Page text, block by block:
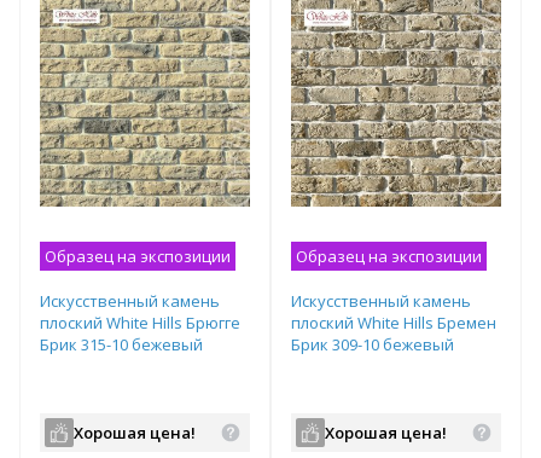
Образец на экспозиции
Искусственный камень
плоский White Hills Брюгге
Брик 315-10 бежевый
Хорошая цена!
Образец на экспозиции
Искусственный камень
плоский White Hills Бремен
Брик 309-10 бежевый
Хорошая цена!